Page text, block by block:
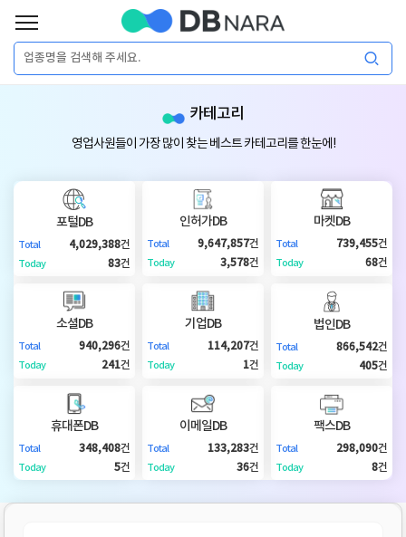
로
그
합
털
인
DB
인
휴
카테고리
영업사원들이 가장 많이 찾는 베스트 카테고리를 한눈에!
포털DB
Total 4,029,388건
Today 83건
인허가DB
Total 9,647,857건
Today 3,578건
마켓DB
Total 739,455건
Today 68건
소셜DB
Total 940,296건
Today 241건
기업DB
Total 114,207건
Today 1건
법인DB
Total 866,542건
Today 405건
휴대폰DB
Total 348,408건
Today 5건
이메일DB
Total 133,283건
Today 36건
팩스DB
Total 298,090건
Today 8건